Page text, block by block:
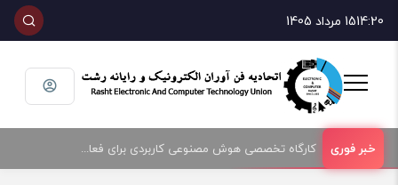
14:2015 مرداد 1405
کارگاه تخصصی هوش مصنوعی کاربردی برای فعالان حوزه فناوری و فروش تجهیزات الکترونیک و رایانه